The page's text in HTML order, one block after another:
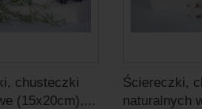
chusteczki
(15x20cm),...
Ściereczki,
naturalnych